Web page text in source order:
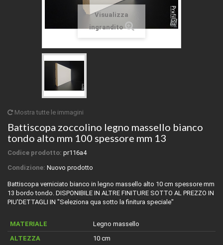
Visualizza
ingrandito
Mostra tutte le immagini
Battiscopa zoccolino legno massello bianco
tondo alto mm 100 spessore mm 13
Codice prodotto: pr116a4
Condizione: Nuovo prodotto
Battiscopa verniciato bianco in legno massello alto 10 cm spessore mm
13 bordo tondo. DISPONIBILE IN ALTRE FINITURE SOTTO AL PREZZO IN
PIU'DETTAGLI IN "Seleziona qua sotto la finitura speciale"
MATERIALE
Legno massello
ALTEZZA
10 cm